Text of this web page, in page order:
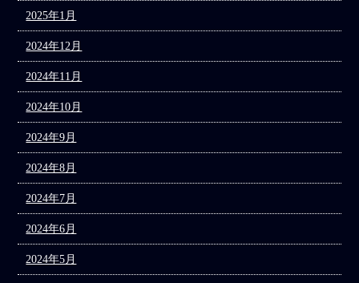
2025年1月
2024年12月
2024年11月
2024年10月
2024年9月
2024年8月
2024年7月
2024年6月
2024年5月